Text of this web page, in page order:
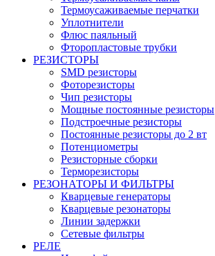
Термоусаживаемые перчатки
Уплотнители
Флюс паяльный
Фторопластовые трубки
РЕЗИСТОРЫ
SMD резисторы
Фоторезисторы
Чип резисторы
Мощные постоянные резисторы
Подстроечные резисторы
Постоянные резисторы до 2 вт
Потенциометры
Резисторные сборки
Терморезисторы
РЕЗОНАТОРЫ И ФИЛЬТРЫ
Кварцевые генераторы
Кварцевые резонаторы
Линии задержки
Сетевые фильтры
РЕЛЕ